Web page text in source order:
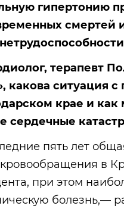
гипертонию
смертей
терапевт
какова ситуация
крае и
сердечные
пять лет
в
при этом
болезнь,—